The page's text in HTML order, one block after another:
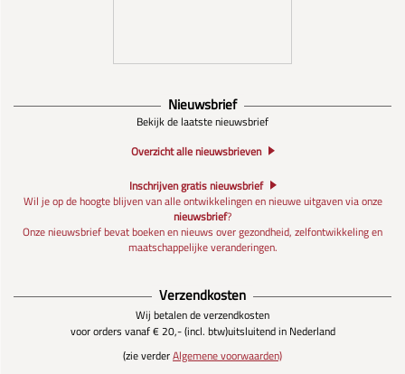
Nieuwsbrief
Bekijk de laatste nieuwsbrief
Overzicht alle nieuwsbrieven
Inschrijven gratis nieuwsbrief
Wil je op de hoogte blijven van alle ontwikkelingen en nieuwe uitgaven via onze
nieuwsbrief?
Onze nieuwsbrief bevat boeken en nieuws over gezondheid, zelfontwikkeling en
maatschappelijke veranderingen.
Verzendkosten
Wij betalen de verzendkosten
voor orders vanaf € 20,- (incl. btw)uitsluitend in Nederland
(zie verderAlgemene voorwaarden)